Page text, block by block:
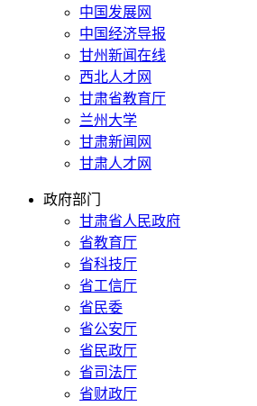
中国发展网
中国经济导报
甘州新闻在线
西北人才网
甘肃省教育厅
兰州大学
甘肃新闻网
甘肃人才网
政府部门
甘肃省人民政府
省教育厅
省科技厅
省工信厅
省民委
省公安厅
省民政厅
省司法厅
省财政厅